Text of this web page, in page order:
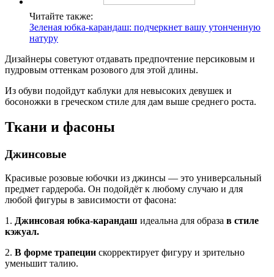
Читайте также:
Зеленая юбка-карандаш: подчеркнет вашу утонченную
натуру
Дизайнеры советуют отдавать предпочтение персиковым и
пудровым оттенкам розового для этой длины.
Из обуви подойдут каблуки для невысоких девушек и
босоножки в греческом стиле для дам выше среднего роста.
Ткани и фасоны
Джинсовые
Красивые розовые юбочки из джинсы — это универсальный
предмет гардероба. Он подойдёт к любому случаю и для
любой фигуры в зависимости от фасона:
1. Джинсовая юбка-карандаш идеальна для образа в стиле
кэжуал.
2. В форме трапеции скорректирует фигуру и зрительно
уменьшит талию.